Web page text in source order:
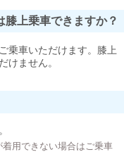
上乗車できますか？
乗車いただけます。膝上
けません。
用できない場合はご乗車